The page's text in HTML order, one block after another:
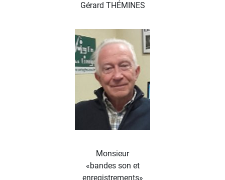
Gérard THÉMINES
Monsieur
«bandes son et
enregistrements»